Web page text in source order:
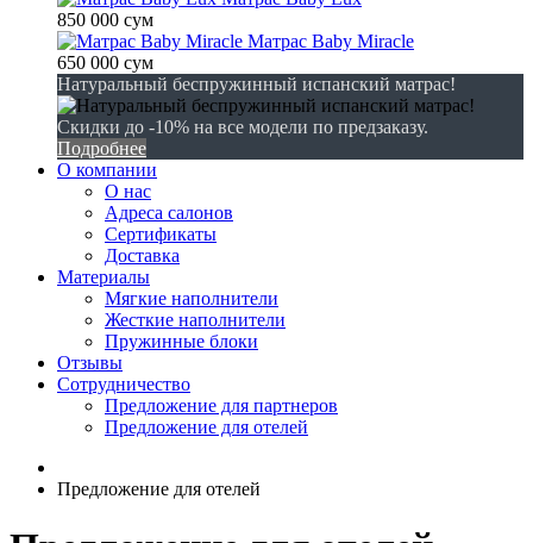
850 000 сум
Матрас Baby Miracle
650 000 сум
Натуральный беспружинный испанский матрас!
Скидки до -10% на все модели по предзаказу.
Подробнее
О компании
О нас
Адреса салонов
Сертификаты
Доставка
Материалы
Мягкие наполнители
Жесткие наполнители
Пружинные блоки
Отзывы
Сотрудничество
Предложение для партнеров
Предложение для отелей
Предложение для отелей